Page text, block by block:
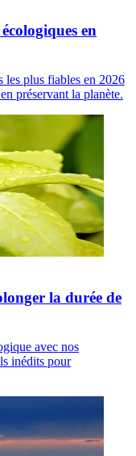
en
les plus fiables en 2026
préservant la planète.
la durée de
avec nos
inédits pour